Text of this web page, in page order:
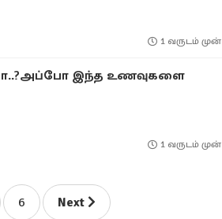
1 வருடம் முன்
இந்த உணவுகளை
1 வருடம் முன்
6 Next